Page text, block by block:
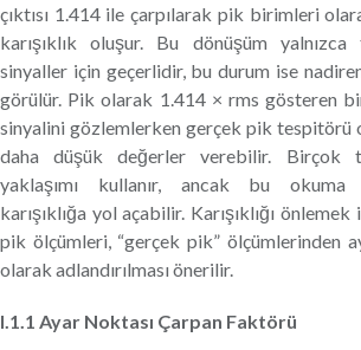
çıktısı 1.414 ile çarpılarak pik birimleri
karışıklık oluşur. Bu dönüşüm yalnızca
sinyaller için geçerlidir, bu durum ise
görülür. Pik olarak 1.414 × rms gösteren
sinyalini gözlemlerken gerçek pik tespitörü
daha düşük değerler verebilir. Birçok
yaklaşımı kullanır, ancak bu okuma
karışıklığa yol açabilir. Karışıklığı
pik ölçümleri, “gerçek pik” ölçümlerinden
olarak adlandırılması önerilir.
I.1.1 Ayar Noktası Çarpan Faktörü